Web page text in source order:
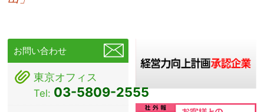
ナ
ゲ
ー
シ
お問い合わせ
東京オフィス
Tel: 03-5809-2555